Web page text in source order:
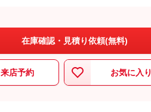
在庫確認・見積り依頼(無料)
来店予約 お気に入り